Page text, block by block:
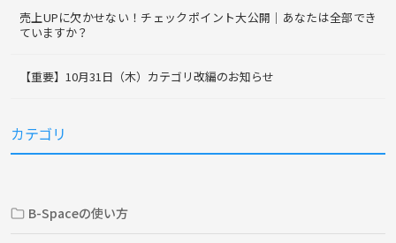
売上UPに欠かせない！チェックポイント大公開｜あなたは全部でき
ていますか？
【重要】10月31日（木）カテゴリ改編のお知らせ
カテゴリ
B-Spaceの使い方